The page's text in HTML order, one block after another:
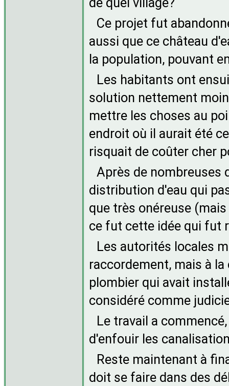
Ce projet fut
aussi que ce château
la population, pouvant
Les habitants ont
solution nettement
mettre les choses au
endroit où il aurait été
risquait de coûter cher
Après de nombreuses
distribution d'eau qui
que très onéreuse
ce fut cette idée qui fut
Les autorités locales
raccordement, mais à
plombier qui avait
considéré comme
Le travail a
d'enfouir les
Reste maintenant à
doit se faire dans des